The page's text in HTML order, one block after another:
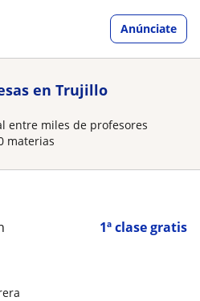
Anúnciate
en Trujillo
entre miles de profesores
materias
1ª clase gratis